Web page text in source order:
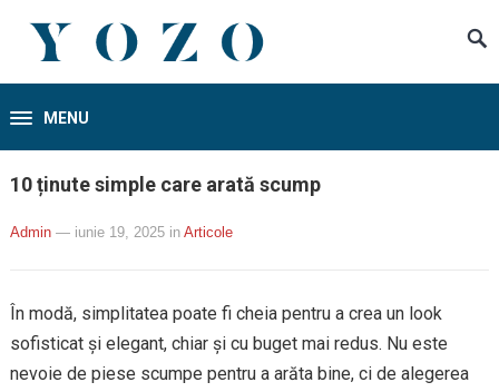
MENU
10 ținute simple care arată scump
Admin — iunie 19, 2025 in Articole
În modă, simplitatea poate fi cheia pentru a crea un look
sofisticat și elegant, chiar și cu buget mai redus. Nu este
nevoie de piese scumpe pentru a arăta bine, ci de alegerea